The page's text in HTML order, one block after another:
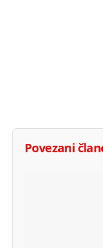
Povezani